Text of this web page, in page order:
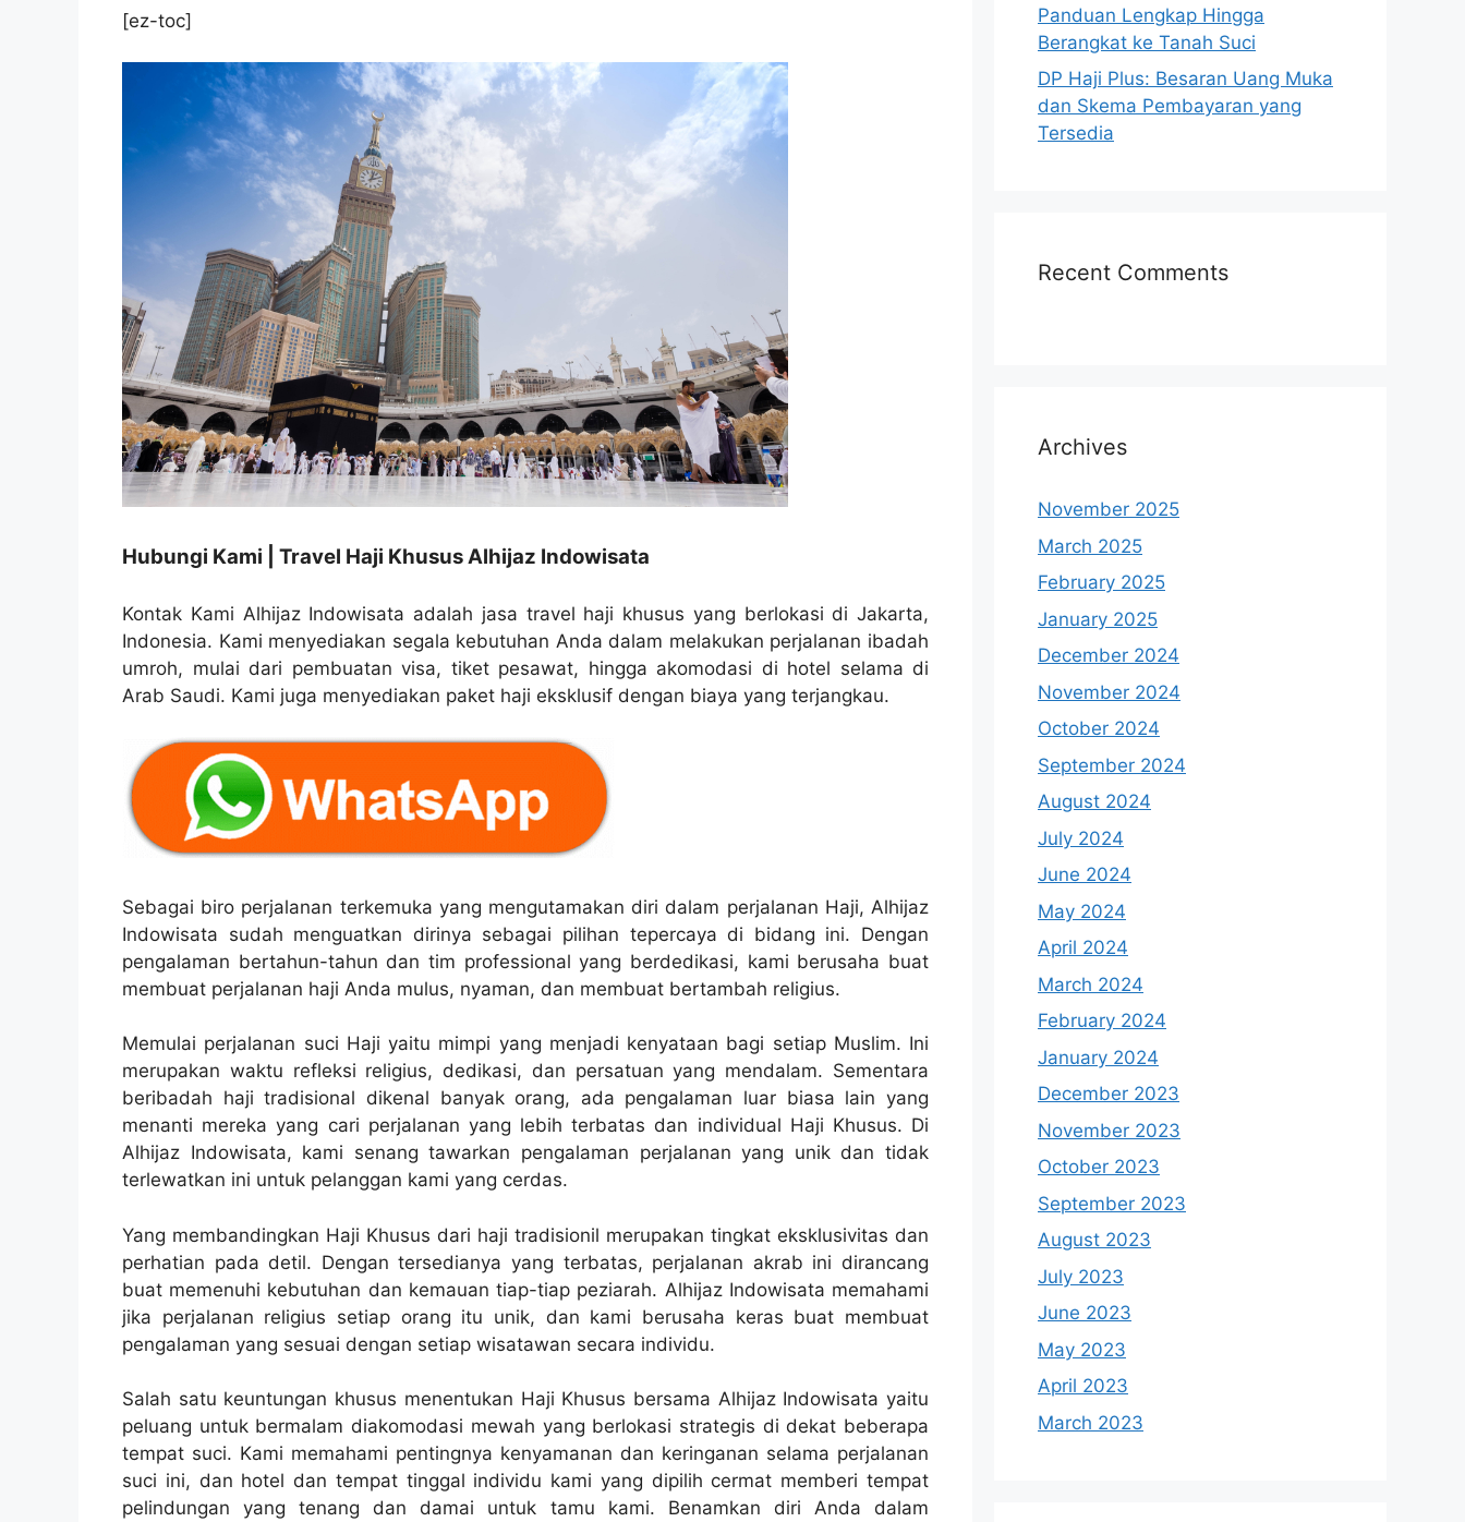
[ez-toc]
Hubungi Kami | Travel Haji Khusus Alhijaz Indowisata
Kontak Kami Alhijaz Indowisata adalah jasa travel haji khusus yang berlokasi di Jakarta,
Indonesia. Kami menyediakan segala kebutuhan Anda dalam melakukan perjalanan ibadah
umroh, mulai dari pembuatan visa, tiket pesawat, hingga akomodasi di hotel selama di
Arab Saudi. Kami juga menyediakan paket haji eksklusif dengan biaya yang terjangkau.
Sebagai biro perjalanan terkemuka yang mengutamakan diri dalam perjalanan Haji, Alhijaz
Indowisata sudah menguatkan dirinya sebagai pilihan tepercaya di bidang ini. Dengan
pengalaman bertahun-tahun dan tim professional yang berdedikasi, kami berusaha buat
membuat perjalanan haji Anda mulus, nyaman, dan membuat bertambah religius.
Memulai perjalanan suci Haji yaitu mimpi yang menjadi kenyataan bagi setiap Muslim. Ini
merupakan waktu refleksi religius, dedikasi, dan persatuan yang mendalam. Sementara
beribadah haji tradisional dikenal banyak orang, ada pengalaman luar biasa lain yang
menanti mereka yang cari perjalanan yang lebih terbatas dan individual Haji Khusus. Di
Alhijaz Indowisata, kami senang tawarkan pengalaman perjalanan yang unik dan tidak
terlewatkan ini untuk pelanggan kami yang cerdas.
Yang membandingkan Haji Khusus dari haji tradisionil merupakan tingkat eksklusivitas dan
perhatian pada detil. Dengan tersedianya yang terbatas, perjalanan akrab ini dirancang
buat memenuhi kebutuhan dan kemauan tiap-tiap peziarah. Alhijaz Indowisata memahami
jika perjalanan religius setiap orang itu unik, dan kami berusaha keras buat membuat
pengalaman yang sesuai dengan setiap wisatawan secara individu.
Salah satu keuntungan khusus menentukan Haji Khusus bersama Alhijaz Indowisata yaitu
peluang untuk bermalam diakomodasi mewah yang berlokasi strategis di dekat beberapa
tempat suci. Kami memahami pentingnya kenyamanan dan keringanan selama perjalanan
suci ini, dan hotel dan tempat tinggal individu kami yang dipilih cermat memberi tempat
pelindungan yang tenang dan damai untuk tamu kami. Benamkan diri Anda dalam
Panduan Lengkap Hingga
Berangkat ke Tanah Suci
DP Haji Plus: Besaran Uang Muka
dan Skema Pembayaran yang
Tersedia
Recent Comments
Archives
November 2025
March 2025
February 2025
January 2025
December 2024
November 2024
October 2024
September 2024
August 2024
July 2024
June 2024
May 2024
April 2024
March 2024
February 2024
January 2024
December 2023
November 2023
October 2023
September 2023
August 2023
July 2023
June 2023
May 2023
April 2023
March 2023